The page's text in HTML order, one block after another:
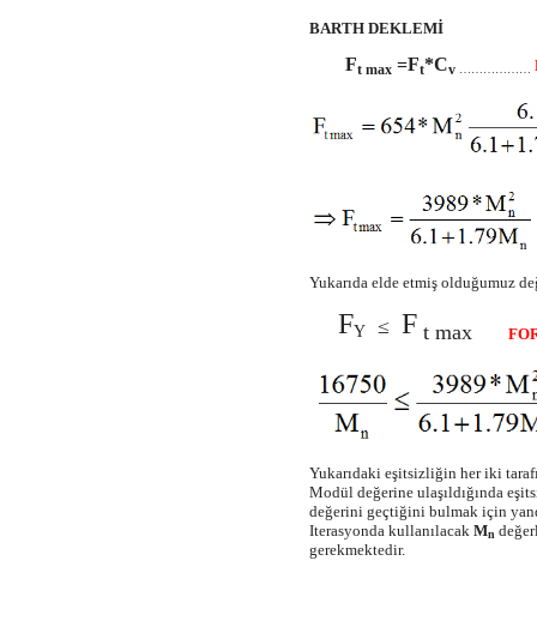
BARTH DEKLEMİ
Ft max =Ft*Cv ………………
Yukarıda elde etmiş olduğumuz
FY ≤ F t max
Yukarıdaki eşitsizliğin her iki
Modül değerine ulaşıldığında
değerini geçtiğini bulmak için
Iterasyonda kullanılacak Mn
gerekmektedir.